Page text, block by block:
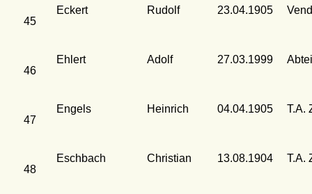
45
Eckert Rudolf 23.04.1905
46
Ehlert Adolf 27.03.1999
47
Engels Heinrich 04.04.1905 T.A.
48
Eschbach Christian 13.08.1904 T.A.